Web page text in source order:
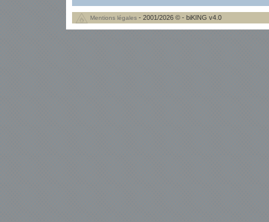
Mentions légales - 2001/2026 © - biKING v4.0